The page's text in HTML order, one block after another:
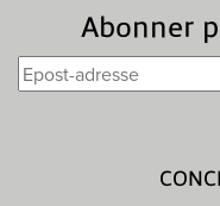
Abonner